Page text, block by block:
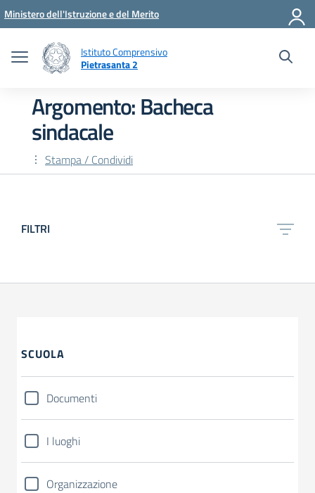
Vai ai contenuti
Vai al menu di navigazione
Vai al footer
Ministero dell'Istruzione e del Merito
Istituto Comprensivo
Pietrasanta 2
Argomento: Bacheca
sindacale
Stampa / Condividi
FILTRI
SCUOLA
Documenti
I luoghi
Organizzazione